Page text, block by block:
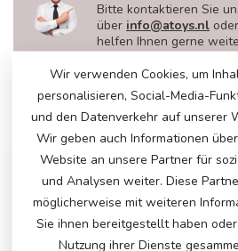
Bitte kontaktieren Sie
über info@atoys.nl oder
helfen Ihnen gerne
ZULETZT ANGESEHEN
Wir verwenden Cookies, um
personalisieren, Social-Media-
und den Datenverkehr auf unserer
Wir geben auch Informationen
Website an unsere Partner für
und Analysen weiter. Diese
möglicherweise mit weiteren
Sie ihnen bereitgestellt haben
Nutzung ihrer Dienste